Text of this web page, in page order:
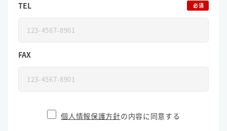
TEL 必須
FAX
個人情報保護方針の内容に同意する